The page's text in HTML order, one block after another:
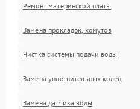
Ремонт материнской платы
Замена прокладок, хомутов
Чистка системы подачи воды
Замена уплотнительных колец
Замена датчика воды